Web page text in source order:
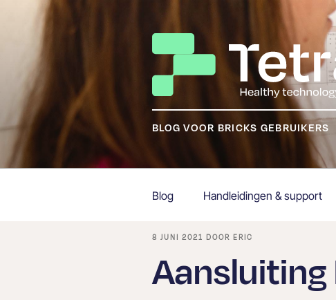
BLOG VOOR BRICKS GEBRUIKERS
Blog Handleidingen & support
GEPLAATST
8 JUNI 2021 DOOR ERIC